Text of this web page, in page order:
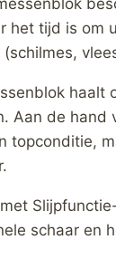
het tijd is om
Aan de hand
topconditie,
schaar en